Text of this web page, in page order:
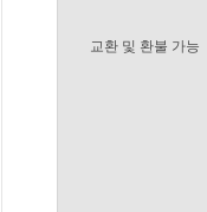
교환 및 환불 가능